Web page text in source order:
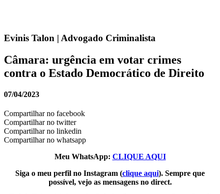
Evinis Talon | Advogado Criminalista
Câmara: urgência em votar crimes
contra o Estado Democrático de Direito
07/04/2023
Compartilhar no facebook
Compartilhar no twitter
Compartilhar no linkedin
Compartilhar no whatsapp
Meu WhatsApp: CLIQUE AQUI
Siga o meu perfil no Instagram (clique aqui). Sempre que
possível, vejo as mensagens no direct.